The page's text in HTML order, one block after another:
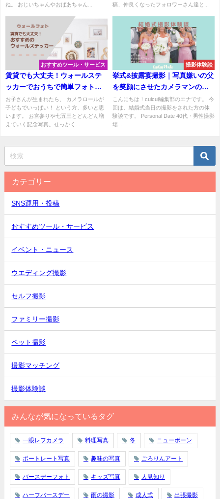
ね。 おじいちゃんやおばあちゃん...
稿、仲良くなったフォロワーさん達と...
おすすめツール・サービス
賃貸でも大丈夫！ウォールステ
ッカーでおうちで簡単フォトス
ペース
お子さんが生まれたら、 カメラロールが
子どもでいっぱい！ という方、多いと思
います。 お宮参りや七五三とどんどん増
えていく記念写真。せっかく...
撮影体験談
挙式&披露宴撮影｜写真嫌いの父
を笑顔にさせたカメラマンの機
転
こんにちは！cuicui編集部のエナです。 今
回は、結婚式当日の撮影をされた方の体
験談です。 Personal Date 40代・男性撮影
場...
カテゴリー
SNS運用・投稿
おすすめツール・サービス
イベント・ニュース
ウエディング撮影
セルフ撮影
ファミリー撮影
ペット撮影
撮影マッチング
撮影体験談
みんなが気になっているタグ
一眼レフカメラ 料理写真 冬 ニューボーン
ポートレート写真 趣味の写真 ごろりんアート
バースデーフォト キッズ写真 人見知り
ハーフバースデー 雨の撮影 成人式 出張撮影